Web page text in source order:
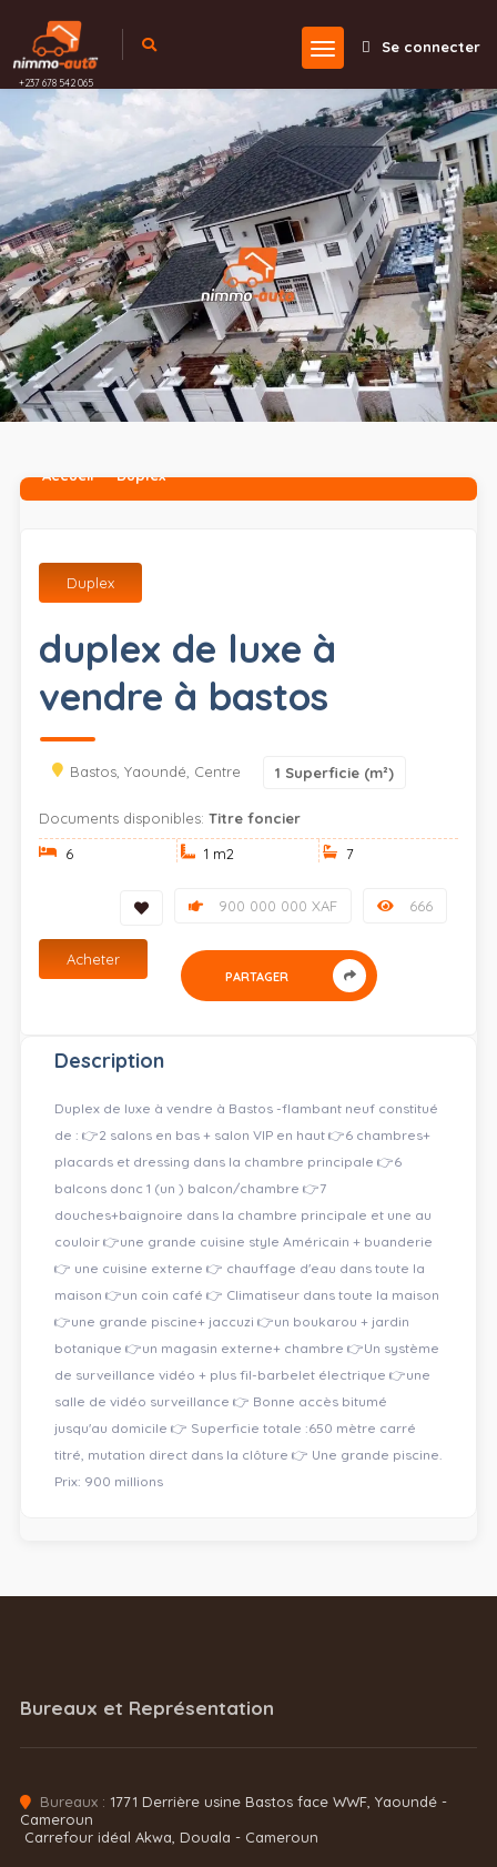
+237 678 542 065
Se connecter
Accueil Duplex
Duplex
duplex de luxe à
vendre à bastos
Bastos, Yaoundé, Centre 1 Superficie (m²)
Documents disponibles:Titre foncier
6
1 m2 7
666
900 000 000 XAF
Acheter
PARTAGER
Description
Duplex de luxe à vendre à Bastos -flambant neuf constitué
de : 👉2 salons en bas + salon VIP en haut 👉6 chambres+
placards et dressing dans la chambre principale 👉6
balcons donc 1 (un ) balcon/chambre 👉7
douches+baignoire dans la chambre principale et une au
couloir 👉une grande cuisine style Américain + buanderie
👉 une cuisine externe 👉 chauffage d'eau dans toute la
maison 👉un coin café 👉 Climatiseur dans toute la maison
👉une grande piscine+ jaccuzi 👉un boukarou + jardin
botanique 👉un magasin externe+ chambre 👉Un système
de surveillance vidéo + plus fil-barbelet électrique 👉une
salle de vidéo surveillance 👉 Bonne accès bitumé
jusqu'au domicile 👉 Superficie totale :650 mètre carré
titré, mutation direct dans la clôture 👉 Une grande piscine.
Prix: 900 millions
Bureaux et Représentation
Bureaux : 1771 Derrière usine Bastos face WWF, Yaoundé -
Cameroun
Carrefour idéal Akwa, Douala - Cameroun